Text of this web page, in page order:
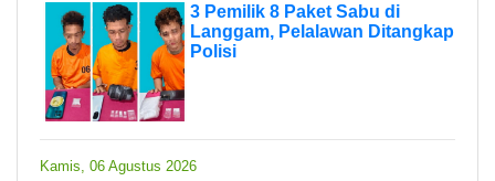
3 Pemilik 8 Paket Sabu di
Langgam, Pelalawan Ditangkap
Polisi
Kamis, 06 Agustus 2026